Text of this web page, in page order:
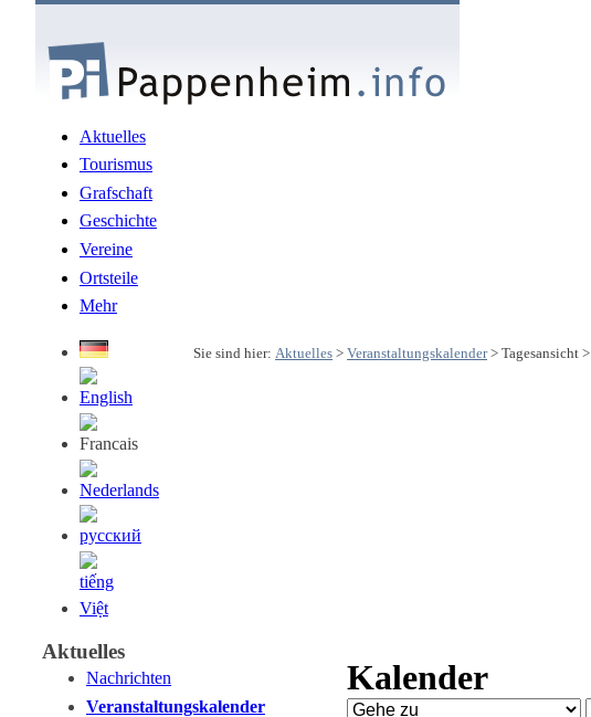
Aktuelles
Tourismus
Grafschaft
Geschichte
Vereine
Ortsteile
Mehr
Sie sind hier: Aktuelles >Veranstaltungskalender> Tagesansicht >
Aktuelles
Nachrichten
Veranstaltungskalender
Kalender